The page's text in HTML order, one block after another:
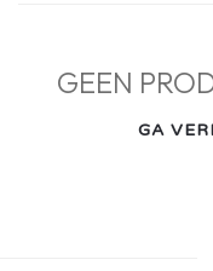
GEEN
GA